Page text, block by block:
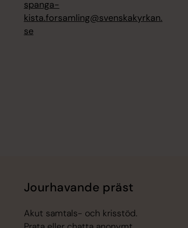
spanga-
kista.forsamling@svenskakyrkan.
se
Jourhavande präst
Akut samtals- och krisstöd.